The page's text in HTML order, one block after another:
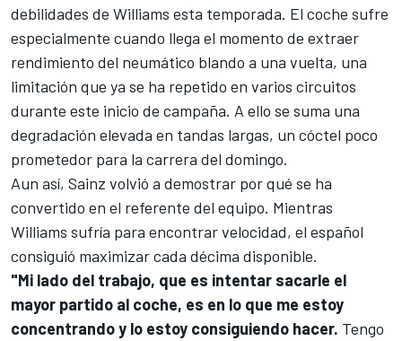
debilidades de Williams esta temporada. El coche sufre
especialmente cuando llega el momento de extraer
rendimiento del neumático blando a una vuelta, una
limitación que ya se ha repetido en varios circuitos
durante este inicio de campaña. A ello se suma una
degradación elevada en tandas largas, un cóctel poco
prometedor para la carrera del domingo.
Aun así, Sainz volvió a demostrar por qué se ha
convertido en el referente del equipo. Mientras
Williams sufría para encontrar velocidad, el español
consiguió maximizar cada décima disponible.
"Mi lado del trabajo, que es intentar sacarle el
mayor partido al coche, es en lo que me estoy
concentrando y lo estoy consiguiendo hacer. Tengo